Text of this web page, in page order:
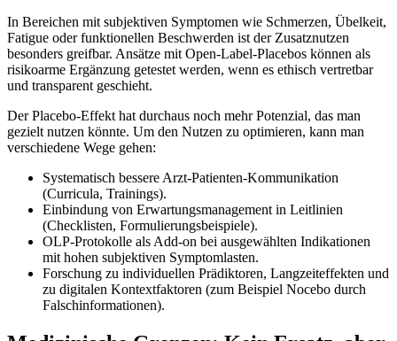
In Bereichen mit subjektiven Symptomen wie Schmerzen, Übelkeit,
Fatigue oder funktionellen Beschwerden ist der Zusatznutzen
besonders greifbar. Ansätze mit Open-Label-Placebos können als
risikoarme Ergänzung getestet werden, wenn es ethisch vertretbar
und transparent geschieht.
Der Placebo-Effekt hat durchaus noch mehr Potenzial, das man
gezielt nutzen könnte. Um den Nutzen zu optimieren, kann man
verschiedene Wege gehen:
Systematisch bessere Arzt-Patienten-Kommunikation
(Curricula, Trainings).
Einbindung von Erwartungsmanagement in Leitlinien
(Checklisten, Formulierungsbeispiele).
OLP-Protokolle als Add-on bei ausgewählten Indikationen
mit hohen subjektiven Symptomlasten.
Forschung zu individuellen Prädiktoren, Langzeiteffekten und
zu digitalen Kontextfaktoren (zum Beispiel Nocebo durch
Falschinformationen).